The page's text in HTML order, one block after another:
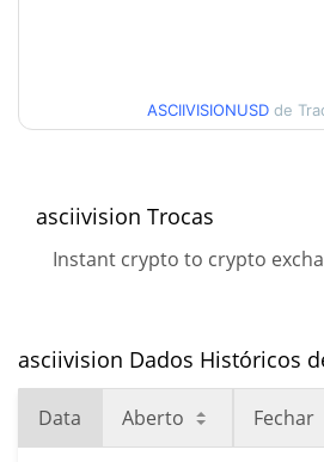
ASCIIVISIONUSD de
asciivision Trocas
Instant crypto to crypto
asciivision Dados Históricos
Data Aberto Fechar